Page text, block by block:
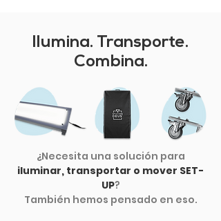
Ilumina. Transporte.
Combina.
¿Necesita una solución para
iluminar, transportar o mover SET-
UP?
También hemos pensado en eso.